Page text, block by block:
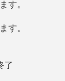
す。
す。
了